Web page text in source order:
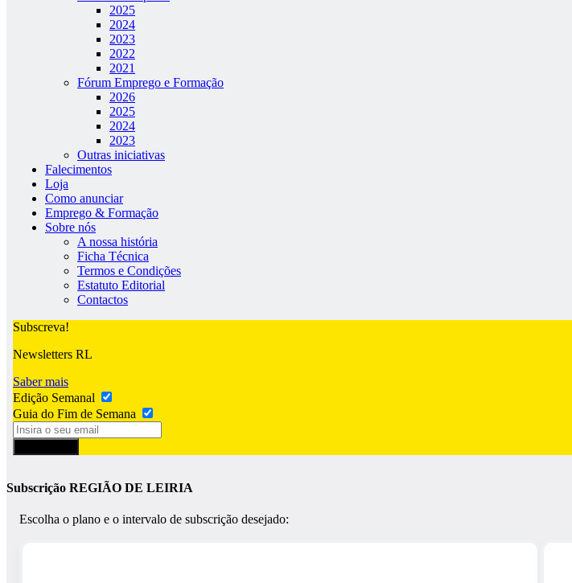
2025
2024
2023
2022
2021
Fórum Emprego e Formação
2026
2025
2024
2023
Outras iniciativas
Falecimentos
Loja
Como anunciar
Emprego & Formação
Sobre nós
A nossa história
Ficha Técnica
Termos e Condições
Estatuto Editorial
Contactos
Subscreva!
Newsletters RL
Saber mais
Edição Semanal
Guia do Fim de Semana
Subscrição REGIÃO DE LEIRIA
Escolha o plano e o intervalo de subscrição desejado: